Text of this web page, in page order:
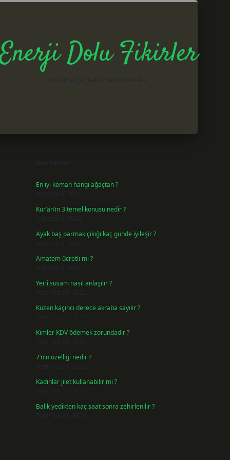
Dolu Fikirler
Son Yazılar
En iyi keman hangi ağaçtan ?
Ağustos 6, 2026
Kur’an’ın 3 temel konusu nedir ?
Ağustos 6, 2026
Ayak baş parmak çıkığı kaç günde iyileşir ?
Ağustos 5, 2026
Amatem ücretli mi ?
Ağustos 4, 2026
Yerli susam nasıl anlaşılır ?
Temmuz 29, 2026
Kuzen kaçıncı derece akraba sayılır ?
Temmuz 27, 2026
Kimler KDV ödemek zorundadır ?
Temmuz 25, 2026
7’nin özelliği nedir ?
Temmuz 24, 2026
Kadınlar jilet kullanabilir mi ?
Temmuz 23, 2026
Balık yedikten kaç saat sonra zehirlenilir ?
Temmuz 21, 2026